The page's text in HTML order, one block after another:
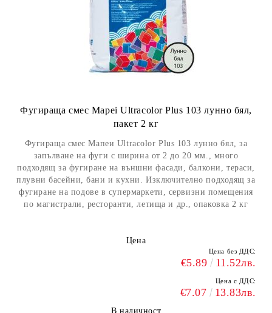
Фугираща смес Mapei Ultracolor Plus 103 лунно бял,
пакет 2 кг
Фугираща смес Мапеи Ultracolor Plus 103 лунно бял, за
запълване на фуги с ширина от 2 до 20 мм., много
подходящ за фугиране на външни фасади, балкони, тераси,
плувни басейни, бани и кухни. Изключително подходящ за
фугиране на подове в супермаркети, сервизни помещения
по магистрали, ресторанти, летища и др., опаковка 2 кг
Цена
Цена без ДДС:
€5.89 11.52лв.
Цена с ДДС:
€7.07 13.83лв.
В наличност